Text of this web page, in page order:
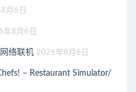
月6日
年8月6日
络联机 2026年8月6日
– Restaurant Simulator/